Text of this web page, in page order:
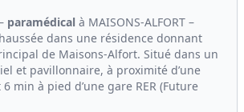
paramédical à MAISONS-ALFORT –
dans une résidence donnant
de Maisons-Alfort. Situé dans un
et pavillonnaire, à proximité d’une
min à pied d’une gare RER (Future